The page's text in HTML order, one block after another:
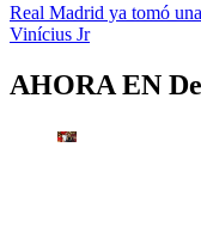
Real Madrid ya tomó
Vinícius Jr
AHORA EN